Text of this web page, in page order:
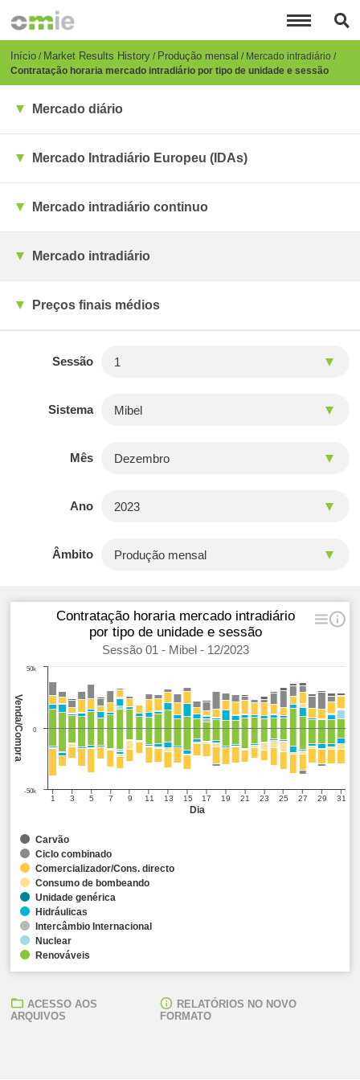
para
conteúdo
principal
Breadcrumb
Início Market Results History Produção mensal
Mercado intradiário
Contratação horaria mercado intradiário por tipo de unidade e sessão
Mercado diário
Mercado Intradiário Europeu (IDAs)
Mercado intradiário continuo
Mercado intradiário
Preços finais médios
Sessão
Sistema
Mês
Ano
Âmbito
Dia
Venda/Compra
Contratação horaria mercado intradiário
por tipo de unidade e sessão
Sessão 01 - Mibel - 12/2023
1 3 5 7 9 11 13 15 17 19 21 23 25 27 29 31
0
-50k
50k
Carvão
Ciclo combinado
Comercializador/Cons. directo
Consumo de bombeando
Unidade genérica
Hidráulicas
Intercâmbio Internacional
Nuclear
Renováveis
ACESSO AOS
ARQUIVOS
RELATÓRIOS NO NOVO
FORMATO